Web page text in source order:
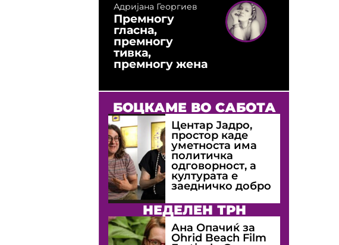
Адријана Георгиев
Премногу
гласна,
премногу
тивка,
премногу жена
БОЦКАМЕ ВО САБОТА
Центар Јадро,
простор каде
уметноста има
политичка
одговорност, а
културата е
заедничко добро
НЕДЕЛЕН ТРН
Ана Опачиќ за
Оhrid Beach Film